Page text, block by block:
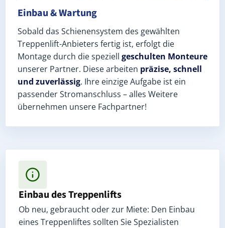
Einbau & Wartung
Sobald das Schienensystem des gewählten
Treppenlift-Anbieters fertig ist, erfolgt die
Montage durch die speziell geschulten Monteure
unserer Partner. Diese arbeiten präzise, schnell
und zuverlässig. Ihre einzige Aufgabe ist ein
passender Stromanschluss – alles Weitere
übernehmen unsere Fachpartner!
Einbau des Treppenlifts
Ob neu, gebraucht oder zur Miete: Den Einbau
eines Treppenliftes sollten Sie Spezialisten